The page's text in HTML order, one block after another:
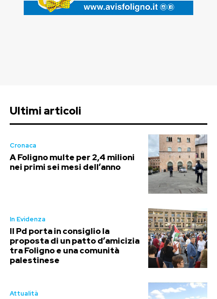
Ultimi articoli
Cronaca
A Foligno multe per 2,4 milioni
nei primi sei mesi dell’anno
In Evidenza
Il Pd porta in consiglio la
proposta di un patto d’amicizia
tra Foligno e una comunità
palestinese
Attualità